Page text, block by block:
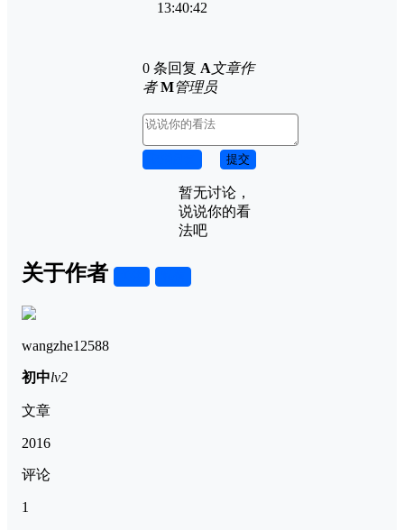
13:40:42
0 条回复 A文章作
者 M管理员
提交
暂无讨论，
说说你的看
法吧
关于作者
wangzhe12588
初中lv2
文章
2016
评论
1